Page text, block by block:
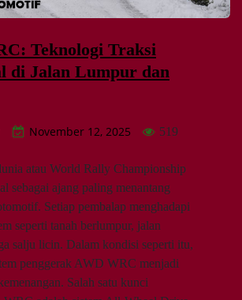
Teknologi Traksi
di Jalan Lumpur dan
November 12, 2025 519
atau World Rally Championship
sebagai ajang paling menantang
Setiap pembalap menghadapi
seperti tanah berlumpur, jalan
salju licin. Dalam kondisi seperti itu,
penggerak AWD WRC menjadi
Salah satu kunci